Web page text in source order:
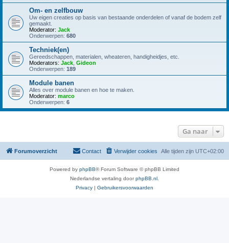
Om- en zelfbouw
Uw eigen creaties op basis van bestaande onderdelen of vanaf de bodem zelf
gemaakt.
Moderator: Jack
Onderwerpen: 680
Techniek(en)
Gereedschappen, materialen, wheateren, handigheidjes, etc.
Moderators: Jack Gideon
Onderwerpen: 189
Module banen
Alles over module banen en hoe te maken.
Moderator: marco
Onderwerpen: 6
Ga naar
Forumoverzicht Alle tijden zijn UTC+02:00
Verwijder cookies
Contact
Powered by phpBB® Forum Software © phpBB Limited
Nederlandse vertaling doorphpBB.nl
Privacy | Gebruikersvoorwaarden